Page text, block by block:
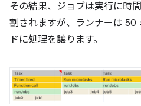
その結果、ジョブは実行に時
割されますが、ランナーは 50
ドに処理を譲ります。